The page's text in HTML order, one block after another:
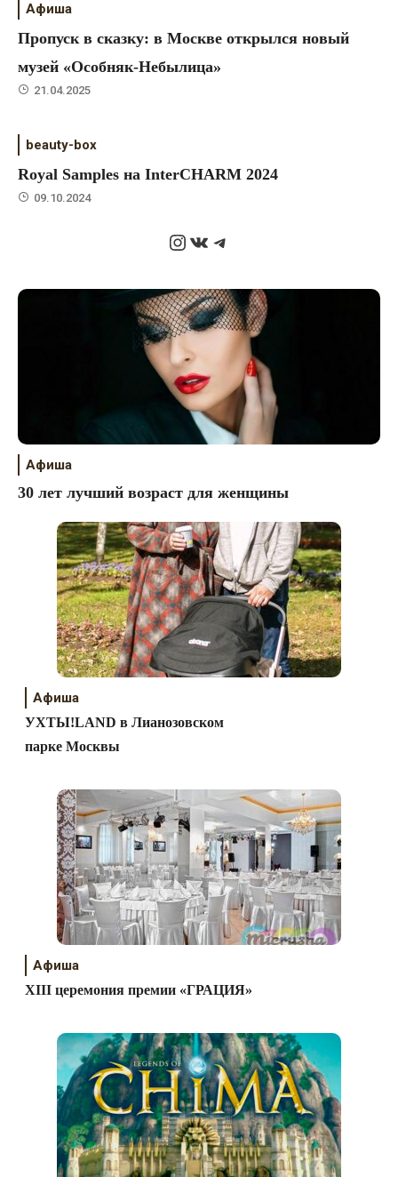
Афиша
Пропуск в сказку: в Москве открылся новый
музей «Особняк-Небылица»
21.04.2025
beauty-box
Royal Samples на InterCHARM 2024
09.10.2024
Instagram
ВКонтакте
Telegram
Афиша
30 лет лучший возраст для женщины
Афиша
УХТЫ!LAND в Лианозовском
парке Москвы
Афиша
ХIII церемония премии «ГРАЦИЯ»